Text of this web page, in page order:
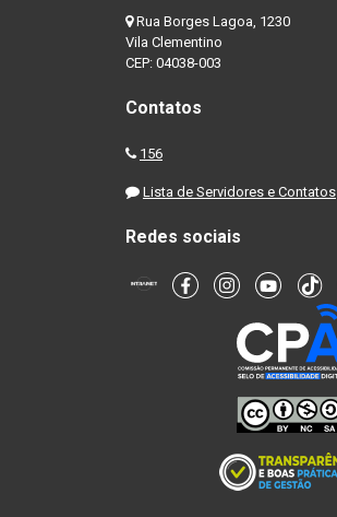
Rua Borges Lagoa, 1230
Vila Clementino
CEP: 04038-003
Contatos
156
Lista de Servidores e Contatos
Redes sociais